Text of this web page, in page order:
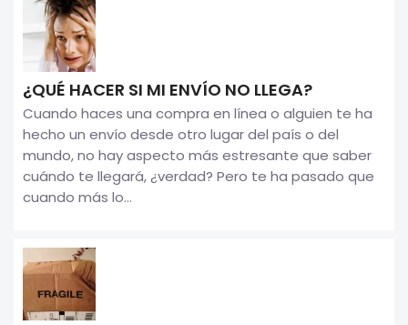
¿QUÉ HACER SI MI ENVÍO NO LLEGA?
Cuando haces una compra en línea o alguien te ha
hecho un envío desde otro lugar del país o del
mundo, no hay aspecto más estresante que saber
cuándo te llegará, ¿verdad? Pero te ha pasado que
cuando más lo...